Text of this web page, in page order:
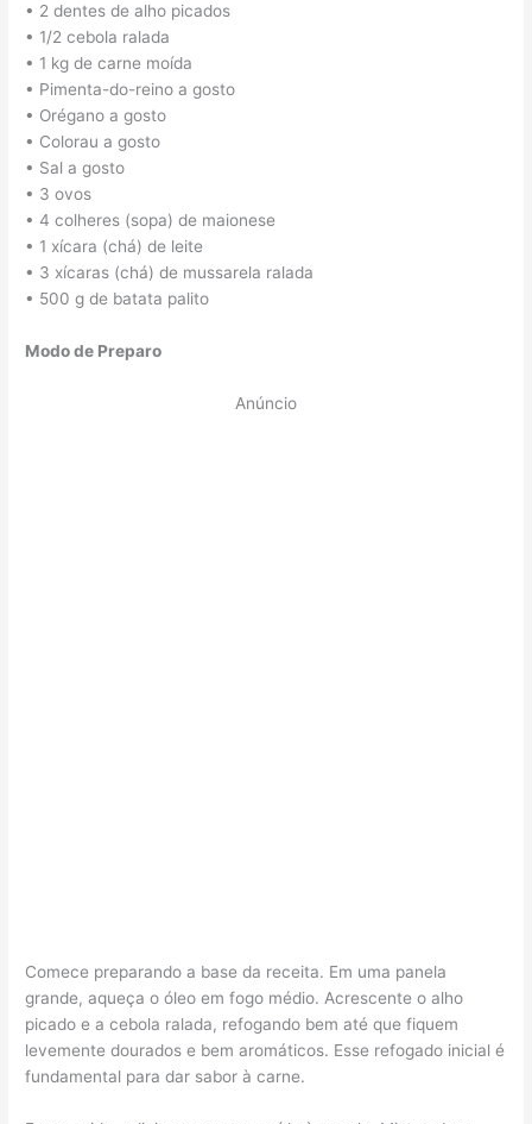
• 2 dentes de alho picados
• 1/2 cebola ralada
• 1 kg de carne moída
• Pimenta-do-reino a gosto
• Orégano a gosto
• Colorau a gosto
• Sal a gosto
• 3 ovos
• 4 colheres (sopa) de maionese
• 1 xícara (chá) de leite
• 3 xícaras (chá) de mussarela ralada
• 500 g de batata palito
Modo de Preparo
Anúncio
Comece preparando a base da receita. Em uma panela
grande, aqueça o óleo em fogo médio. Acrescente o alho
picado e a cebola ralada, refogando bem até que fiquem
levemente dourados e bem aromáticos. Esse refogado inicial é
fundamental para dar sabor à carne.